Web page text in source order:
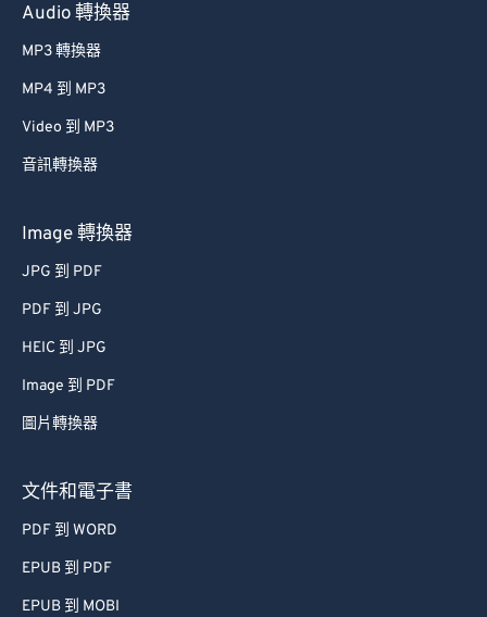
Audio 轉換器
MP3 轉換器
MP4 到 MP3
Video 到 MP3
音訊轉換器
Image 轉換器
JPG 到 PDF
PDF 到 JPG
HEIC 到 JPG
Image 到 PDF
圖片轉換器
文件和電子書
PDF 到 WORD
EPUB 到 PDF
EPUB 到 MOBI